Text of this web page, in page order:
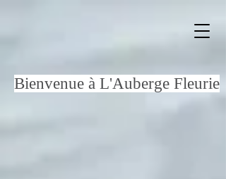
Bienvenue à L'Auberge Fleurie